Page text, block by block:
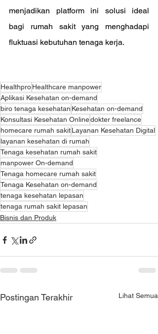
menjadikan platform ini solusi ideal
bagi rumah sakit yang menghadapi
fluktuasi kebutuhan tenaga kerja.
HealthproHealthcare manpower
Aplikasi Kesehatan on-demand
biro tenaga kesehatan Kesehatan on-demand
Konsultasi Kesehatan Onlinedokter freelance
homecare rumah sakitLayanan Kesehatan Digital
layanan kesehatan di rumah
Tenaga kesehatan rumah sakit
manpower On-demand
Tenaga homecare rumah sakit
Tenaga Kesehatan on-demand
tenaga kesehatan lepasan
tenaga rumah sakit lepasan
Bisnis dan Produk
Postingan Terakhir Lihat Semua